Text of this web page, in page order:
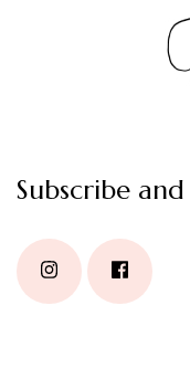
Subscribe